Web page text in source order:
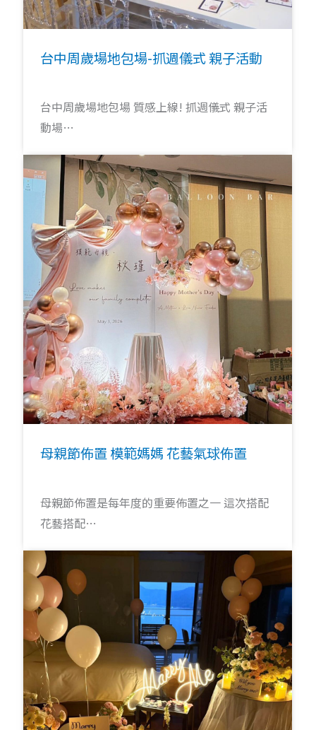
台中周歲場地包場-抓週儀式 親子活動
台中周歲場地包場 質感上線! 抓週儀式 親子活
動場…
母親節佈置 模範媽媽 花藝氣球佈置
母親節佈置是每年度的重要佈置之一 這次搭配
花藝搭配…